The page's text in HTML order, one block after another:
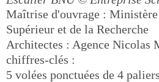
Maîtrise d'ouvrage :
Supérieur et de la Recherche
Architectes : Agence Nicolas
chiffres-clés :
5 volées ponctuées de 4